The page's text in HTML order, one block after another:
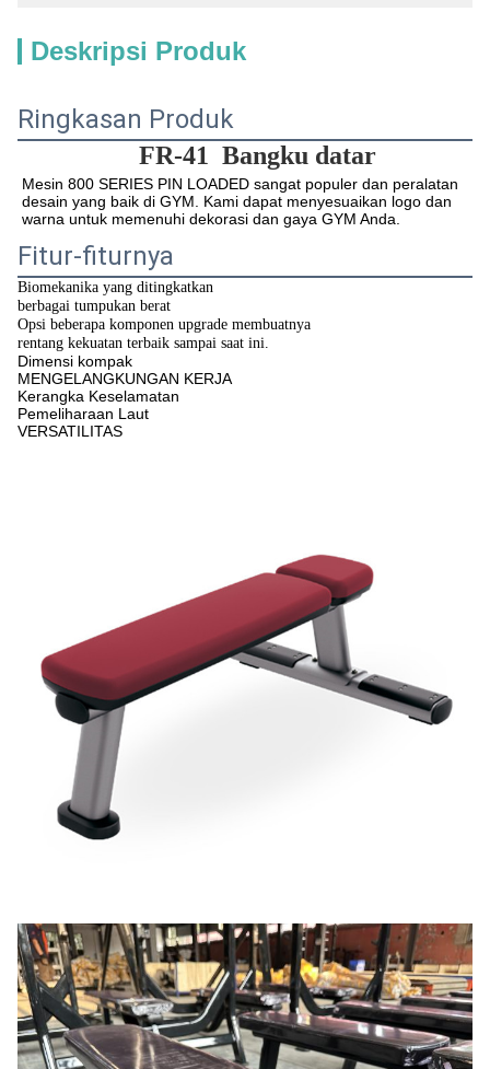
Deskripsi Produk
Ringkasan Produk
FR-41 Bangku datar
Mesin 800 SERIES PIN LOADED sangat populer dan peralatan
desain yang baik di GYM. Kami dapat menyesuaikan logo dan
warna untuk memenuhi dekorasi dan gaya GYM Anda.
Fitur-fiturnya
Biomekanika yang ditingkatkan
berbagai tumpukan berat
Opsi beberapa komponen upgrade membuatnya
rentang kekuatan terbaik sampai saat ini.
Dimensi kompak
MENGELANGKUNGAN KERJA
Kerangka Keselamatan
Pemeliharaan Laut
VERSATILITAS